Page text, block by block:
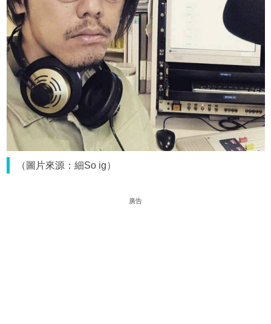
（圖片來源：細So ig）
廣告